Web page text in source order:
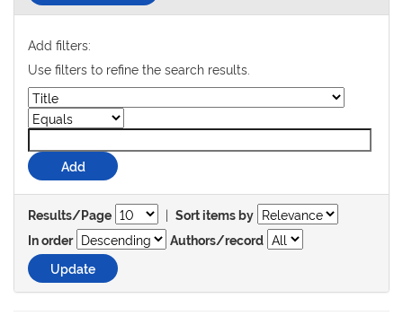
Add filters:
Use filters to refine the search results.
Results/Page | Sort items by
In order
Authors/record